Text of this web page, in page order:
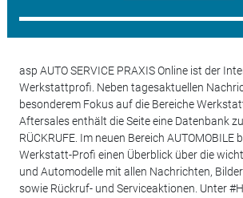
asp AUTO SERVICE PRAXIS Online ist der
Werkstattprofi. Neben tagesaktuellen
besonderem Fokus auf die Bereiche
Aftersales enthält die Seite eine Datenbank
RÜCKRUFE. Im neuen Bereich AUTOMOBILE
Werkstatt-Profi einen Überblick über die
und Automodelle mit allen Nachrichten,
sowie Rückruf- und Serviceaktionen. Unter